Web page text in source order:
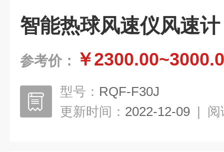
智能热球风速仪风速计
参考价： ￥
型号： RQF-F30J
更新时间： 2022-12-09 | 阅